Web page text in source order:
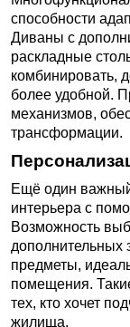
способности
Диваны с
раскладные
комбинировать,
более удобной.
механизмов,
трансформации.
Ещё один
интерьера с
Возможность
дополнительных
предметы,
помещения.
тех, кто хочет
жилища.